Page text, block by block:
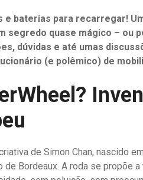
baterias para recarregar!
segredo quase mágico – ou
dúvidas e até umas
(e polêmico) de
de Simon Chan, nascido
de Bordeaux. A roda se propõe